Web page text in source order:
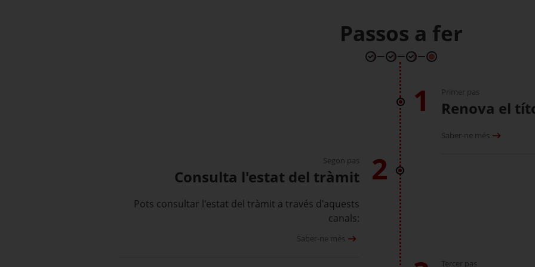
Passos a fer
1 Primer pas
Renova el
Saber-ne més
2
Segon pas
Consulta l'estat del tràmit
Pots consultar l'estat del tràmit a través d'aquests
canals:
Saber-ne més
Tercer pas